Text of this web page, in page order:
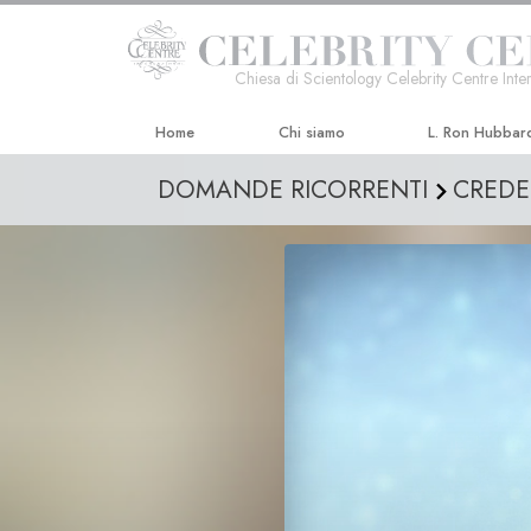
Chiesa di Scientology Celebrity Centre
Home Chi siamo L. Ron
DOMANDE RICORRENTI